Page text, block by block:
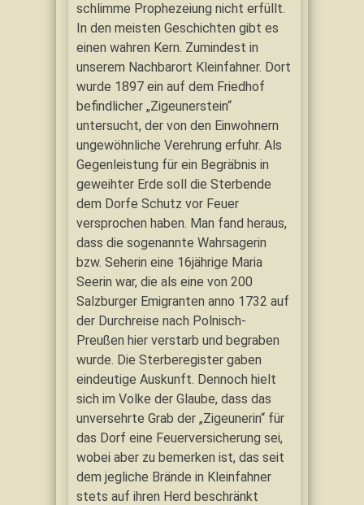
schlimme Prophezeiung nicht erfüllt.
In den meisten Geschichten gibt es
einen wahren Kern. Zumindest in
unserem Nachbarort Kleinfahner. Dort
wurde 1897 ein auf dem Friedhof
befindlicher „Zigeunerstein“
untersucht, der von den Einwohnern
ungewöhnliche Verehrung erfuhr. Als
Gegenleistung für ein Begräbnis in
geweihter Erde soll die Sterbende
dem Dorfe Schutz vor Feuer
versprochen haben. Man fand heraus,
dass die sogenannte Wahrsagerin
bzw. Seherin eine 16jährige Maria
Seerin war, die als eine von 200
Salzburger Emigranten anno 1732 auf
der Durchreise nach Polnisch-
Preußen hier verstarb und begraben
wurde. Die Sterberegister gaben
eindeutige Auskunft. Dennoch hielt
sich im Volke der Glaube, dass das
unversehrte Grab der „Zigeunerin“ für
das Dorf eine Feuerversicherung sei,
wobei aber zu bemerken ist, das seit
dem jegliche Brände in Kleinfahner
stets auf ihren Herd beschränkt